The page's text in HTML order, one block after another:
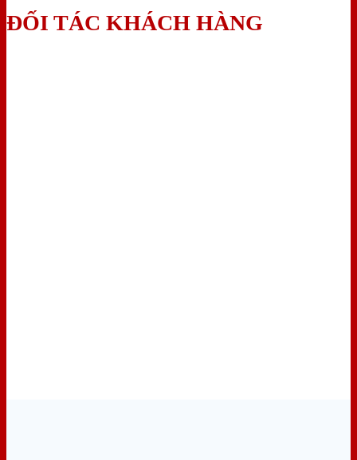
ĐỐI TÁC KHÁCH HÀNG